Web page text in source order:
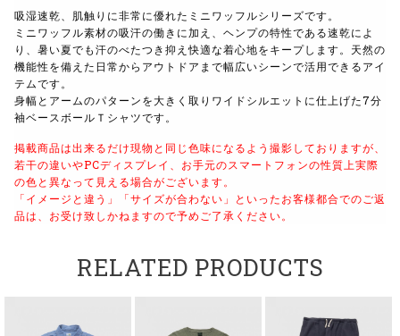
吸湿速乾、肌触りに非常に優れたミニワッフルシリーズです。
ミニワッフル素材の吸汗の働きに加え、ヘンプの特性である速乾によ
り、暑い夏でも汗のべたつき抑え快適な着心地をキープします。 天然の
機能性を備えた日常からアウトドアまで幅広いシーンで活用できるアイ
テムです。
身幅とアームのパターンを大きく取りワイドシルエットに仕上げた7分
袖ベースボールＴシャツです。
掲載商品は出来るだけ現物と同じ色味になるよう撮影しておりますが、
若干の違いやPCディスプレイ、お手元のスマートフォンの性質上実際
の色と異なって見える場合がございます。
「イメージと違う」「サイズが合わない」といったお客様都合でのご返
品は、お受け致しかねますので予めご了承ください。
RELATED PRODUCTS